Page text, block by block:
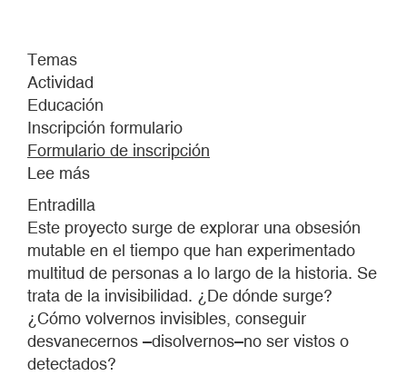
Temas
Actividad
Educación
Inscripción formulario
Formulario de inscripción
Lee más
imperceptible
Entradilla
Este proyecto surge de explorar una obsesión
mutable en el tiempo que han experimentado
multitud de personas a lo largo de la historia. Se
trata de la invisibilidad. ¿De dónde surge?
¿Cómo volvernos invisibles, conseguir
desvanecernos –disolvernos–no ser vistos o
detectados?